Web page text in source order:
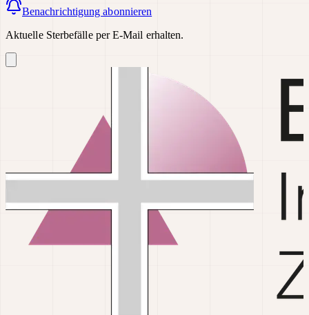
Benachrichtigung abonnieren
Aktuelle Sterbefälle per E-Mail erhalten.